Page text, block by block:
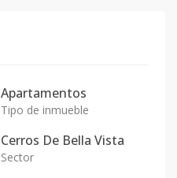
Apartamentos
Tipo de inmueble
Cerros De Bella Vista
Sector